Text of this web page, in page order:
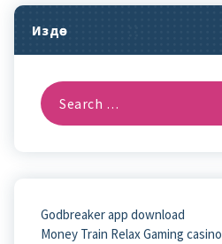
Издөө
Search
for:
Godbreaker app download
Money Train Relax Gaming casino